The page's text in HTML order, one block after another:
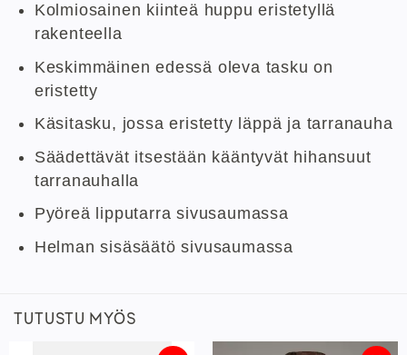
Kolmiosainen kiinteä huppu eristetyllä
rakenteella
Keskimmäinen edessä oleva tasku on
eristetty
Käsitasku, jossa eristetty läppä ja tarranauha
Säädettävät itsestään kääntyvät hihansuut
tarranauhalla
Pyöreä lipputarra sivusaumassa
Helman sisäsäätö sivusaumassa
TUTUSTU MYÖS